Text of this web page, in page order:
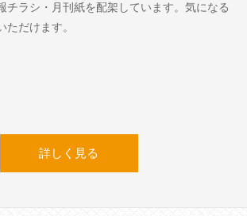
チラシ・月刊紙を配架しています。気になる
ただけます。
詳しく見る